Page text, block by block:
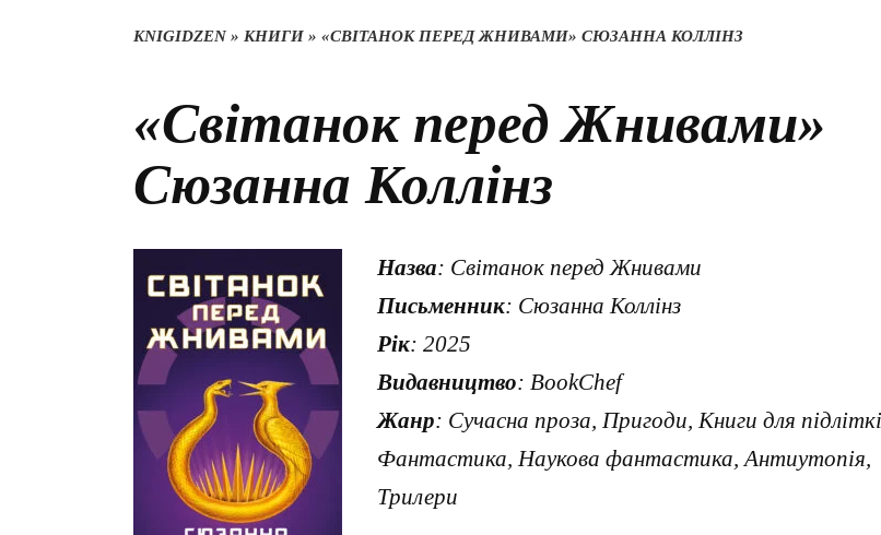
KNIGIDZEN» КНИГИ » «СВІТАНОК ПЕРЕД ЖНИВАМИ» СЮЗАННА КОЛЛІНЗ
«Світанок перед Жнивами»
Сюзанна Коллінз
Назва: Світанок перед Жнивами
Письменник: Сюзанна Коллінз
Рік: 2025
Видавництво: BookChef
Жанр: Сучасна проза, Пригоди, Книги для
Фантастика, Наукова фантастика, Антиутопія,
Трилери